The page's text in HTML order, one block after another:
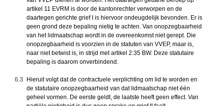
artikel 11 EVRM is door de kantonrechter verworpen en de
daartegen gerichte grief I is hiervoor ondeugdelijk bevonden. Er is
geen grond deze bepaling nietig te achten. Van onopzegbaarheid
van het lidmaatschap wordt in de overeenkomst niet gerept. Die
onopzegbaarheid is voorzien in de statuten van VVEP, maar is,
naar niet betwist is, in strijd met artikel 2:35 BW. Deze statutaire
bepaling is daarom onverbindend.
6.3
Hieruit volgt dat de contractuele verplichting om lid te worden en
de statutaire onopzegbaarheid van dat lidmaatschap niet één
geheel vormen. De eerste geldt, de laatste heeft geen effect. Van